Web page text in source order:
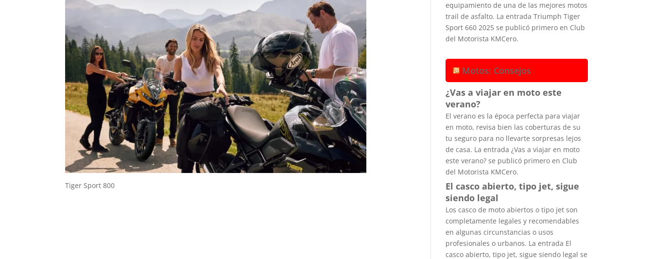
Tiger Sport 800
equipamiento de una de las mejores motos
trail de asfalto. La entrada Triumph Tiger
Sport 660 2025 se publicó primero en Club
del Motorista KMCero.
Motos: Consejos
¿Vas a viajar en moto este
verano?
El verano es la época perfecta para viajar
en moto, revisa bien las coberturas de su
tu seguro para no llevarte sorpresas lejos
de casa. La entrada ¿Vas a viajar en moto
este verano? se publicó primero en Club
del Motorista KMCero.
El casco abierto, tipo jet, sigue
siendo legal
Los casco de moto abiertos o tipo jet son
completamente legales y recomendables
en algunas circunstancias o usos
profesionales o urbanos. La entrada El
casco abierto, tipo jet, sigue siendo legal se